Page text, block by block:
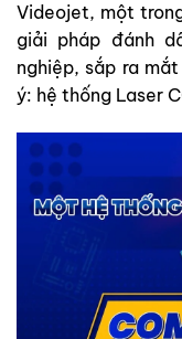
Videojet, một
giải pháp đánh
nghiệp, sắp ra
ý: hệ thống Laser